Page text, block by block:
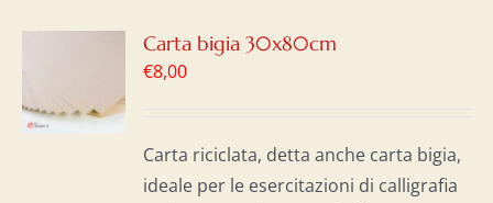
Carta bigia 30x80cm
€8,00
Carta riciclata, detta anche carta bigia,
ideale per le esercitazioni di calligrafia